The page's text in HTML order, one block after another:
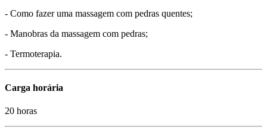
- Como fazer uma massagem com pedras quentes;
- Manobras da massagem com pedras;
- Termoterapia.
Carga horária
20 horas